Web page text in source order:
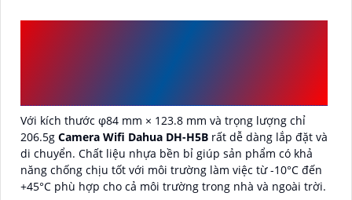
Với kích thước φ84 mm × 123.8 mm và trọng lượng chỉ
206.5g Camera Wifi Dahua DH-H5B rất dễ dàng lắp đặt và
di chuyển. Chất liệu nhựa bền bỉ giúp sản phẩm có khả
năng chống chịu tốt với môi trường làm việc từ -10°C đến
+45°C phù hợp cho cả môi trường trong nhà và ngoài trời.